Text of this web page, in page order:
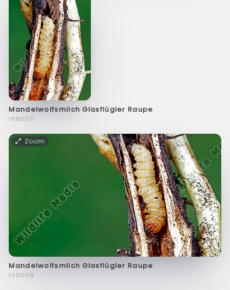
Mandelwolfsmilch Glasflügler Raupe
f68007
Zoom
Mandelwolfsmilch Glasflügler Raupe
f68008